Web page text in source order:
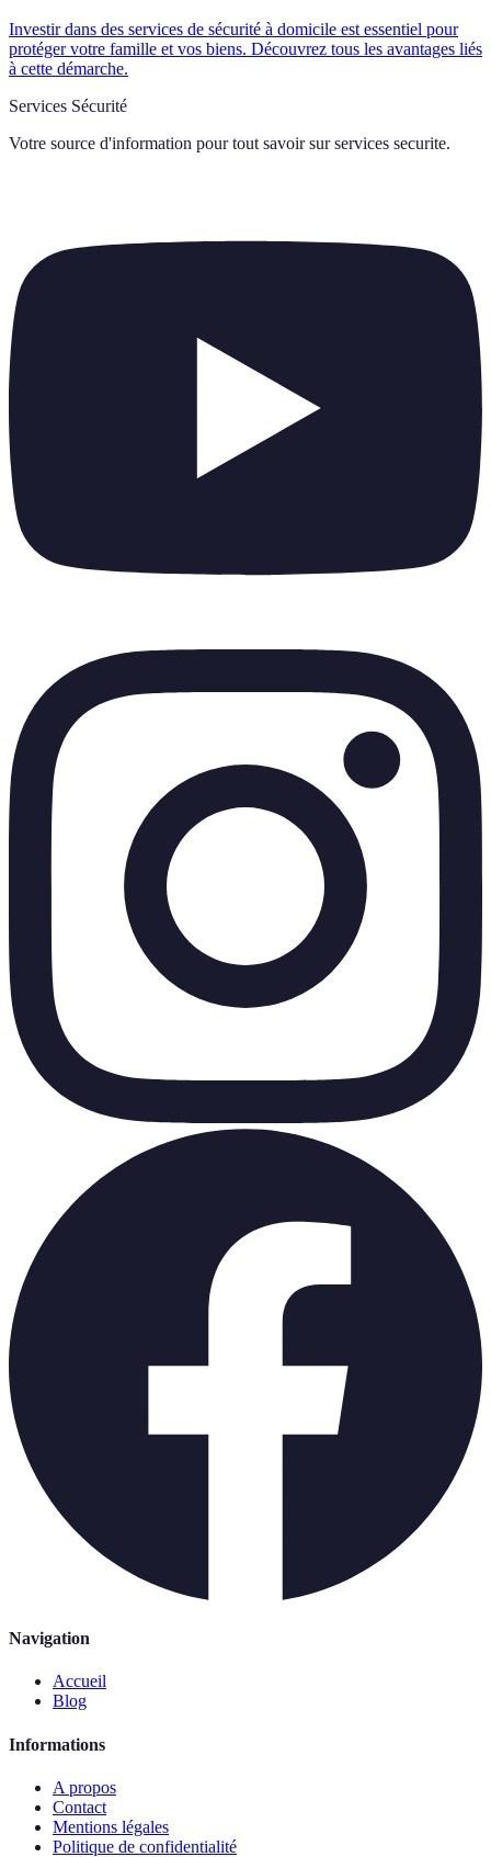
Investir dans des services de sécurité à domicile est essentiel pour
protéger votre famille et vos biens. Découvrez tous les avantages liés
à cette démarche.
Services Sécurité
Votre source d'information pour tout savoir sur services securite.
Navigation
Accueil
Blog
Informations
A propos
Contact
Mentions légales
Politique de confidentialité